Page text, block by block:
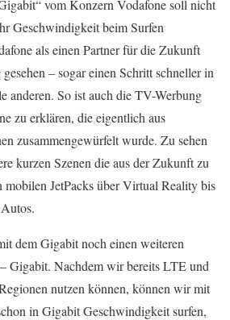
vom Konzern Vodafone soll nicht
Geschwindigkeit beim Surfen
als einen Partner für die Zukunft
– sogar einen Schritt schneller in
anderen. So ist auch die TV-Werbung
zu erklären, die eigentlich aus
zusammengewürfelt wurde. Zu sehen
kurzen Szenen die aus der Zukunft zu
mobilen JetPacks über Virtual Reality bis
dem Gigabit noch einen weiteren
Gigabit. Nachdem wir bereits LTE und
nutzen können, können wir mit
in Gigabit Geschwindigkeit surfen,